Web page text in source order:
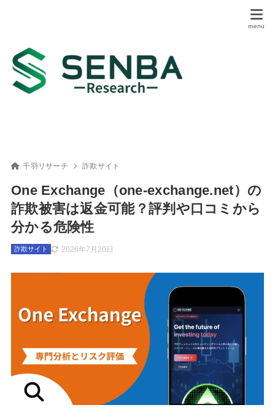
千羽リサーチ 詐欺サイト
One Exchange（one-exchange.net）の
詐欺被害は返金可能？評判や口コミから
分かる危険性
2026年7月20日
詐欺サイト